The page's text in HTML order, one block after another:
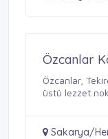
Özcanlar
Özcanlar,
üstü lezzet
Sakarya/